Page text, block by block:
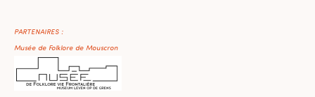
PARTENAIRES :
Musée de Folklore de Mouscron